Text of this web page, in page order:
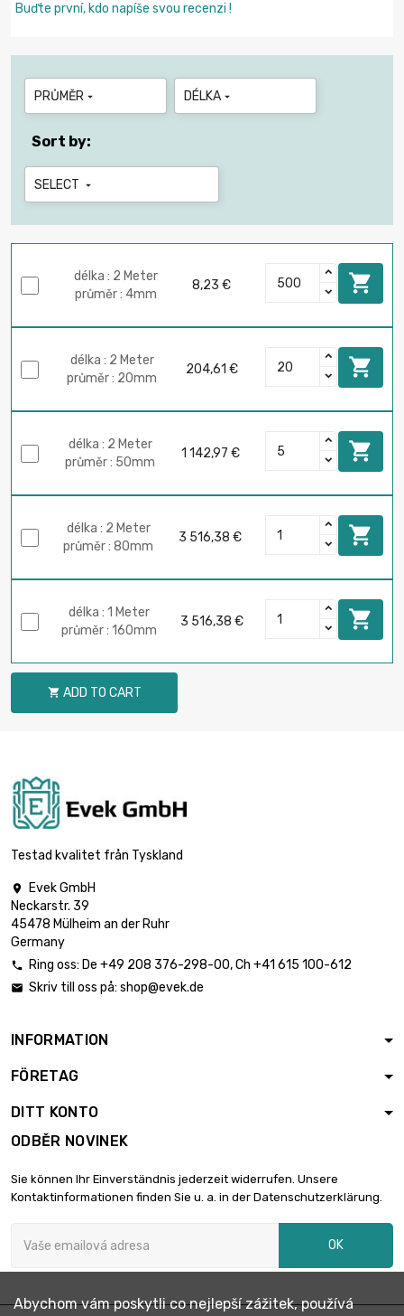
Buďte první, kdo napíše svou recenzi !
PRŮMĚR  DÉLKA 
Sort by:
SELECT 
délka : 2 Meter
průměr : 4mm
8,23 € 
délka : 2 Meter
průměr : 20mm
204,61 € 
délka : 2 Meter
průměr : 50mm
1 142,97 € 
délka : 2 Meter
průměr : 80mm
3 516,38 € 
délka : 1 Meter
průměr : 160mm
3 516,38 € 
 ADD TO CART
Testad kvalitet från Tyskland

Evek GmbH
Neckarstr. 39
45478 Mülheim an der Ruhr
Germany
 Ring oss: De +49 208 376-298-00, Ch +41 615 100-612
 Skriv till oss på: shop@evek.de
INFORMATION
FÖRETAG
DITT KONTO
ODBĚR NOVINEK
Sie können Ihr Einverständnis jederzeit widerrufen. Unsere
Kontaktinformationen finden Sie u. a. in der Datenschutzerklärung.
OK
Abychom vám poskytli co nejlepší zážitek, používá